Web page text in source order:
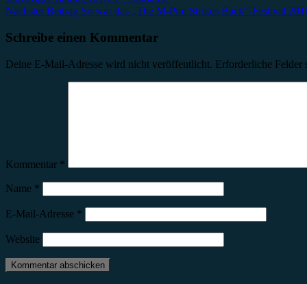
Nächster Beitrag So war das „The M-Pire Strikes Back“-Festival
Schreibe einen Kommentar
Deine E-Mail-Adresse wird nicht veröffentlicht. Erforderliche Felder
Kommentar *
Name *
E-Mail-Adresse *
Website